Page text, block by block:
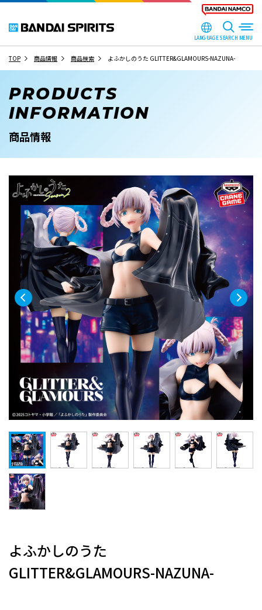
LANGUAGESEARCH
TOP 商品情報 商品検索 よふかしのうた GLITTER&GLAMOURS-NAZUNA-
PRODUCTS
INFORMATION
商品情報
よふかしのうた
GLITTER&GLAMOURS-NAZUNA-